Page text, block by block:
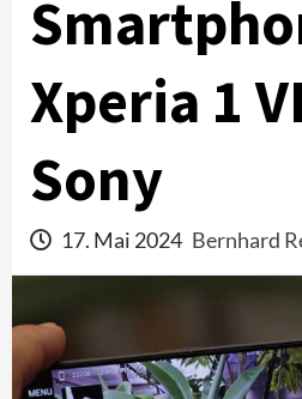
Xperia 1
Sony
17. Mai 2024 Bernhard